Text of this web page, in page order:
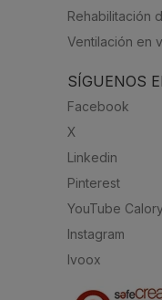
Rehabilitación
Ventilación en
SÍGUENOS
Facebook
X
Linkedin
Pinterest
YouTube
Instagram
Ivoox